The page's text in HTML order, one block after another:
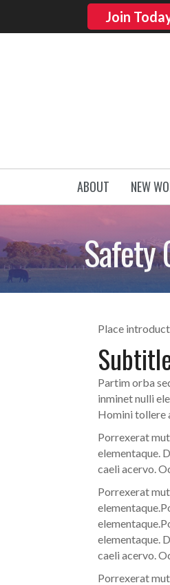
Join
ABOUT NEW
Safety
Place
Partim orba
inminet nulli
Homini tollere
Porrexerat
elementaque.
caeli acervo.
Porrexerat
elementaque.
caeli acervo.
Porrexerat